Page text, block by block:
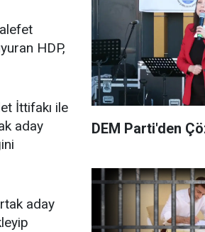
HDP,
İttifakı ile
aday
aday
DEM Parti'den